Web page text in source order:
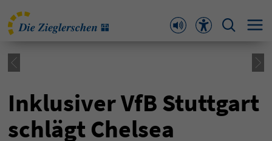
Inklusiver VfB Stuttgart
schlägt Chelsea